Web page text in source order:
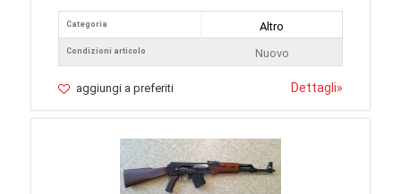
Categoria
Condizioni articolo
Altro
Nuovo
aggiungi a preferiti Dettagli»